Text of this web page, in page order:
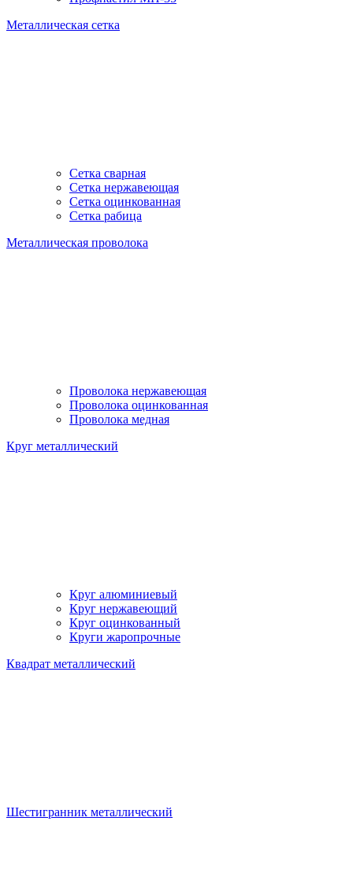
Металлическая сетка
Сетка сварная
Сетка нержавеющая
Сетка оцинкованная
Сетка рабица
Металлическая проволока
Проволока нержавеющая
Проволока оцинкованная
Проволока медная
Круг металлический
Круг алюминиевый
Круг нержавеющий
Круг оцинкованный
Круги жаропрочные
Квадрат металлический
Шестигранник металлический